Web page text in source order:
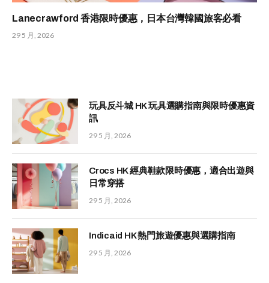
Lanecrawford 香港限時優惠，日本台灣韓國旅客必看
29 5 月, 2026
玩具反斗城 HK 玩具選購指南與限時優惠資
訊
29 5 月, 2026
Crocs HK 經典鞋款限時優惠，適合出遊與
日常穿搭
29 5 月, 2026
Indicaid HK 熱門旅遊優惠與選購指南
29 5 月, 2026